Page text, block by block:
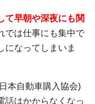
て早朝や深夜にも関
では仕事にも集中で
になってしまいま
本自動車購入協会)
話はかからなくなっ